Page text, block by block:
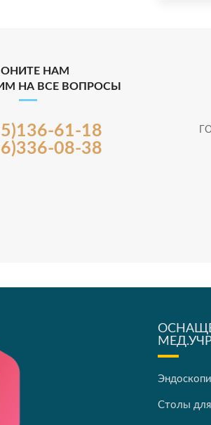
НАМ
НА ВСЕ ВОПРОСЫ
61-18
08-38
Столы